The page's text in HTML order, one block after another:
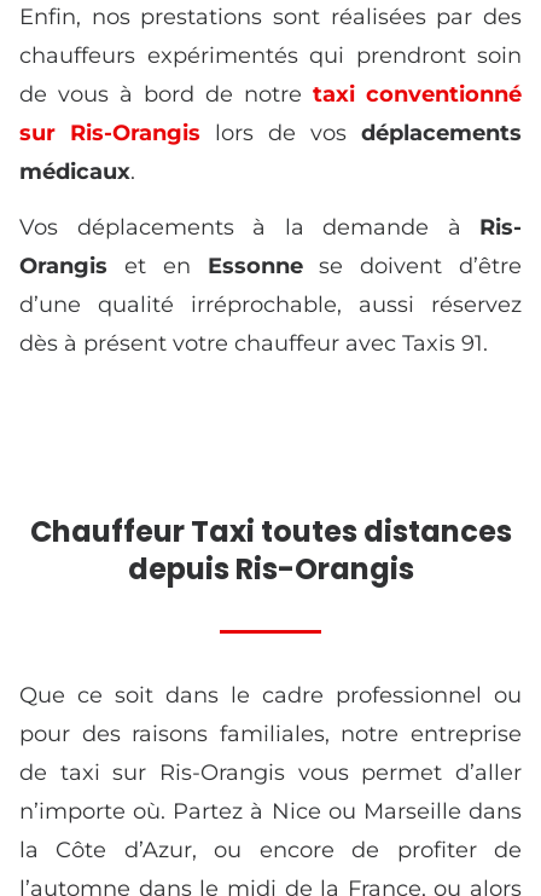
Enfin, nos prestations sont réalisées par des
chauffeurs expérimentés qui prendront soin
de vous à bord de notre taxi conventionné
sur Ris-Orangis lors de vos déplacements
médicaux.
Vos déplacements à la demande à Ris-
Orangis et en Essonnese doivent d’être
d’une qualité irréprochable, aussi réservez
dès à présent votre chauffeur avec Taxis 91.
Chauffeur Taxi toutes distances
depuis Ris-Orangis
Que ce soit dans le cadre professionnel ou
pour des raisons familiales, notre entreprise
de taxi sur Ris-Orangis vous permet d’aller
n’importe où. Partez à Nice ou Marseille dans
la Côte d’Azur, ou encore de profiter de
l’automne dans le midi de la France, ou alors